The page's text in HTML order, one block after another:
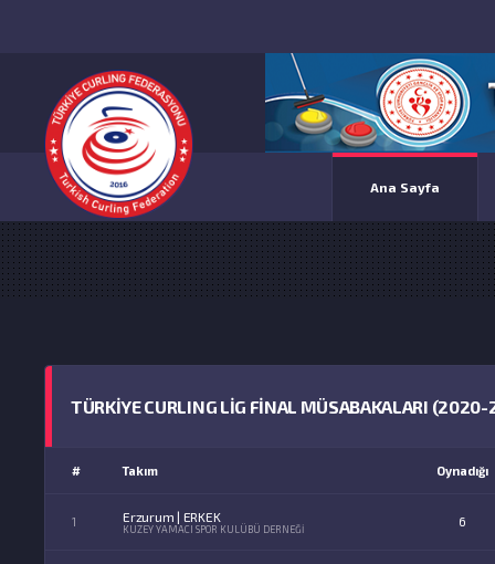
Ana Sayfa
TÜRKİYE CURLING LİG FİNAL MÜSABAKALARI
# Takım Oynadığı
1 Erzurum | ERKEK
KUZEY YAMACI SPOR KULÜBÜ DERNEĞİ
6